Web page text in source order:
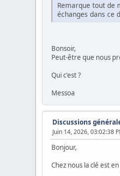
Remarque tout de
échanges dans ce
Bonsoir,
Peut-être que nous
Qui c'est ?
Messoa
Discussions
Juin 14, 2026, 03:02:38
Bonjour,
Chez nous la clé est